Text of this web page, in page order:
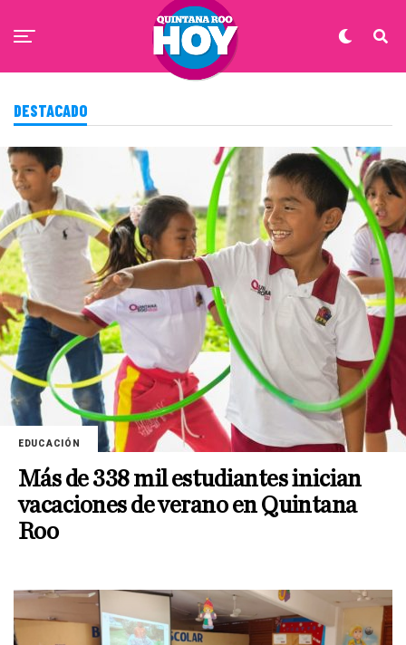
DESTACADO
EDUCACIÓN
Más de 338 mil estudiantes inician
vacaciones de verano en Quintana
Roo